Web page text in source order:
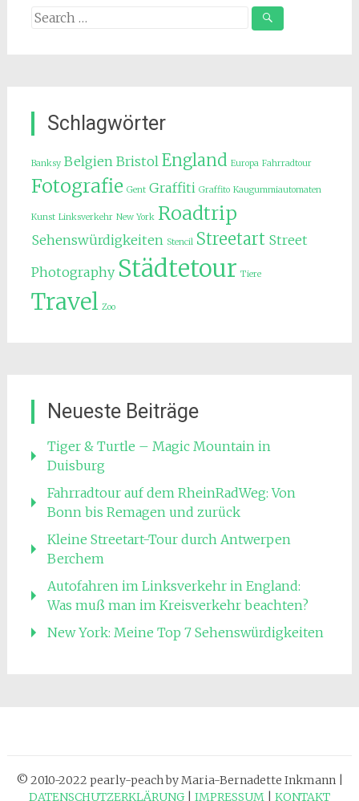
Search
Schlagwörter
Banksy Belgien Bristol England Europa Fahrradtour
Fotografie Gent Graffiti Graffito Kaugummiautomaten
Kunst Linksverkehr New York Roadtrip
Sehenswürdigkeiten Stencil Streetart Street
Photography Städtetour Tiere
Travel Zoo
Neueste Beiträge
Tiger & Turtle – Magic Mountain in
Duisburg
Fahrradtour auf dem RheinRadWeg: Von
Bonn bis Remagen und zurück
Kleine Streetart-Tour durch Antwerpen
Berchem
Autofahren im Linksverkehr in England:
Was muß man im Kreisverkehr beachten?
New York: Meine Top 7 Sehenswürdigkeiten
© 2010-2022 pearly-peach by Maria-Bernadette Inkmann |
DATENSCHUTZERKLÄRUNG
IMPRESSUM KONTAKT